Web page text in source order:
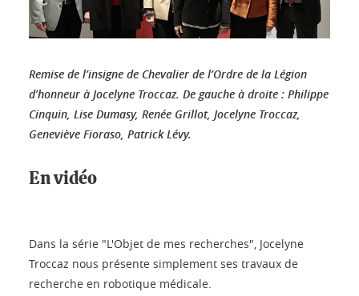
Remise de l’insigne de Chevalier de l’Ordre de la Légion
d’honneur à Jocelyne Troccaz. De gauche à droite : Philippe
Cinquin, Lise Dumasy, Renée Grillot, Jocelyne Troccaz,
Geneviève Fioraso, Patrick Lévy.
En vidéo
Dans la série "L'Objet de mes recherches", Jocelyne
Troccaz nous présente simplement ses travaux de
recherche en robotique médicale.